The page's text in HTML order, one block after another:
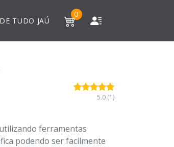
TUDO JAÚ
0
5.0 (1)
ferramentas
podendo ser facilmente